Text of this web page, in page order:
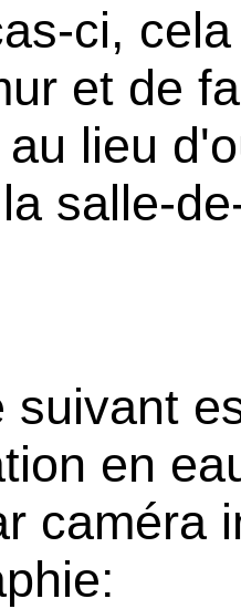
ci,
et de
lieu
salle-
suivant
en
caméra